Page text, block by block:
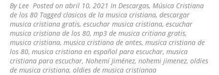
By Lee Posted on abril 10, 2021 In Descargas, Música Cristiana
de los 80 Taggedclasicos de la musica cristiana, descargar
musica cristiana gratis, escuchar musica cristiana, escuchar
musica cristiana de los 80, mp3 de musica critiana gratis,
musica cristiana, musica cristiana de antes, musica cristiana de
los 80, musica cristiana en español para escuchar, musica
cristiana para escuchar, Nohemí Jiménez, nohemi jimenez, oldies
de musica cristiana, oldies de musica cristianaa